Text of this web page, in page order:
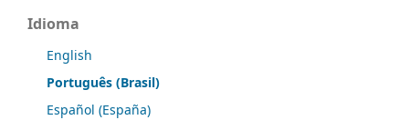
Idioma
English
Português (Brasil)
Español (España)